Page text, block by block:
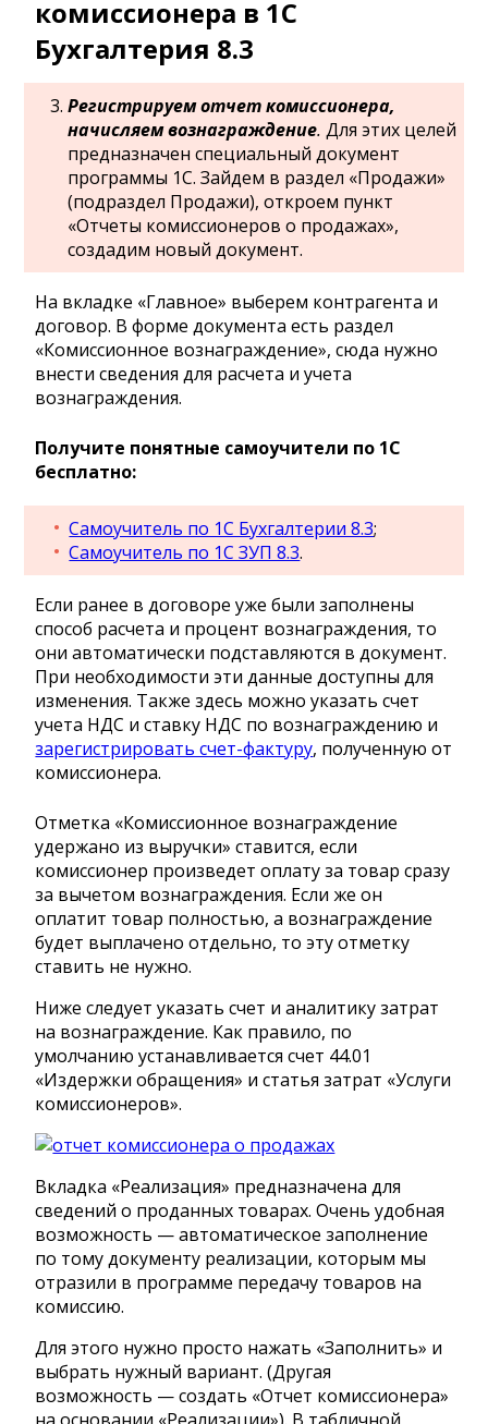
комиссионера в 1С
Бухгалтерия 8.3
Регистрируем отчет комиссионера,
начисляем вознаграждение.Для этих целей
предназначен специальный документ
программы 1С. Зайдем в раздел «Продажи»
(подраздел Продажи), откроем пункт
«Отчеты комиссионеров о продажах»,
создадим новый документ.
На вкладке «Главное» выберем контрагента и
договор. В форме документа есть раздел
«Комиссионное вознаграждение», сюда нужно
внести сведения для расчета и учета
вознаграждения.
Получите понятные самоучители по 1С
бесплатно:
Самоучитель по 1С Бухгалтерии 8.3;
Самоучитель по 1С ЗУП 8.3.
Если ранее в договоре уже были заполнены
способ расчета и процент вознаграждения, то
они автоматически подставляются в документ.
При необходимости эти данные доступны для
изменения. Также здесь можно указать счет
учета НДС и ставку НДС по вознаграждению и
зарегистрировать счет-фактуру, полученную от
комиссионера.
Отметка «Комиссионное вознаграждение
удержано из выручки» ставится, если
комиссионер произведет оплату за товар сразу
за вычетом вознаграждения. Если же он
оплатит товар полностью, а вознаграждение
будет выплачено отдельно, то эту отметку
ставить не нужно.
Ниже следует указать счет и аналитику затрат
на вознаграждение. Как правило, по
умолчанию устанавливается счет 44.01
«Издержки обращения» и статья затрат «Услуги
комиссионеров».
Вкладка «Реализация» предназначена для
сведений о проданных товарах. Очень удобная
возможность — автоматическое заполнение
по тому документу реализации, которым мы
отразили в программе передачу товаров на
комиссию.
Для этого нужно просто нажать «Заполнить» и
выбрать нужный вариант. (Другая
возможность — создать «Отчет комиссионера»